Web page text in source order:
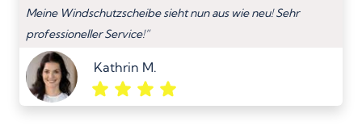
Meine Windschutzscheibe sieht nun aus wie neu! Sehr
professioneller Service!”
Kathrin M.